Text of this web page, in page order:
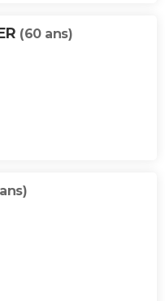
(60 ans)